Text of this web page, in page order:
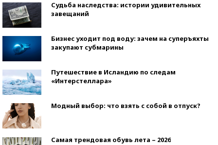
Судьба наследства: истории удивительных
завещаний
Бизнес уходит под воду: зачем на суперъяхты
закупают субмарины
Путешествие в Исландию по следам
«Интерстеллара»
Модный выбор: что взять с собой в отпуск?
Самая трендовая обувь лета – 2026